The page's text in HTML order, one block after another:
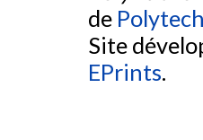
de
Site
EPrints.